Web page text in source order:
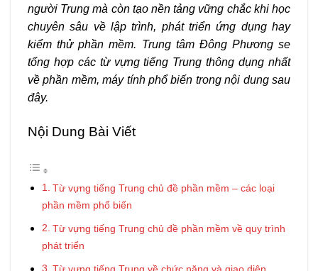
người Trung mà còn tạo nền tảng vững chắc khi học
chuyên sâu về lập trình, phát triển ứng dụng hay
kiểm thử phần mềm. Trung tâm Đông Phương se
tổng hợp các từ vựng tiếng Trung thông dụng nhất
về phần mềm, máy tính phổ biến trong nội dung sau
đây.
Nội Dung Bài Viết
Từ vựng tiếng Trung chủ đề phần mềm – các loại
phần mềm phổ biến
Từ vựng tiếng Trung chủ đề phần mềm về quy trình
phát triển